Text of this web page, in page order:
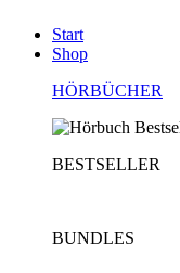
Start
Shop
HÖRBÜCHER
BESTSELLER
BUNDLES